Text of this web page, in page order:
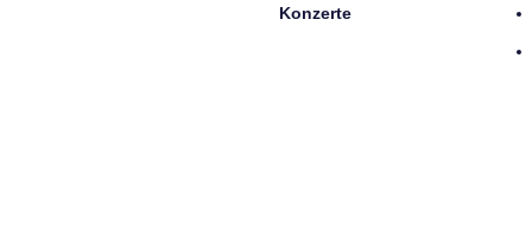
Konzerte